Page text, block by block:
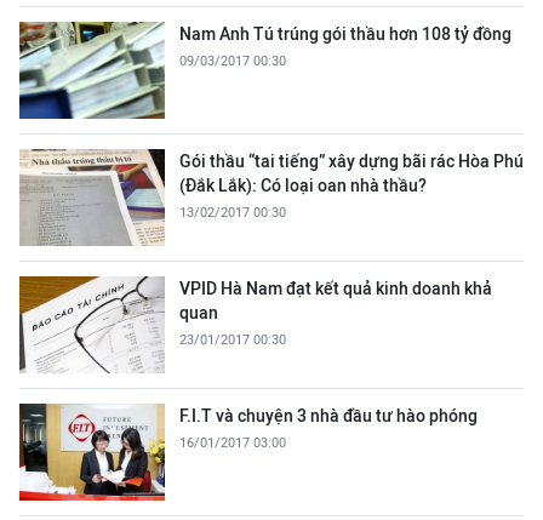
Nam Anh Tú trúng gói thầu hơn 108 tỷ đồng
09/03/2017 00:30
Gói thầu “tai tiếng” xây dựng bãi rác Hòa Phú
(Đắk Lắk): Có loại oan nhà thầu?
13/02/2017 00:30
VPID Hà Nam đạt kết quả kinh doanh khả
quan
23/01/2017 00:30
F.I.T và chuyện 3 nhà đầu tư hào phóng
16/01/2017 03:00